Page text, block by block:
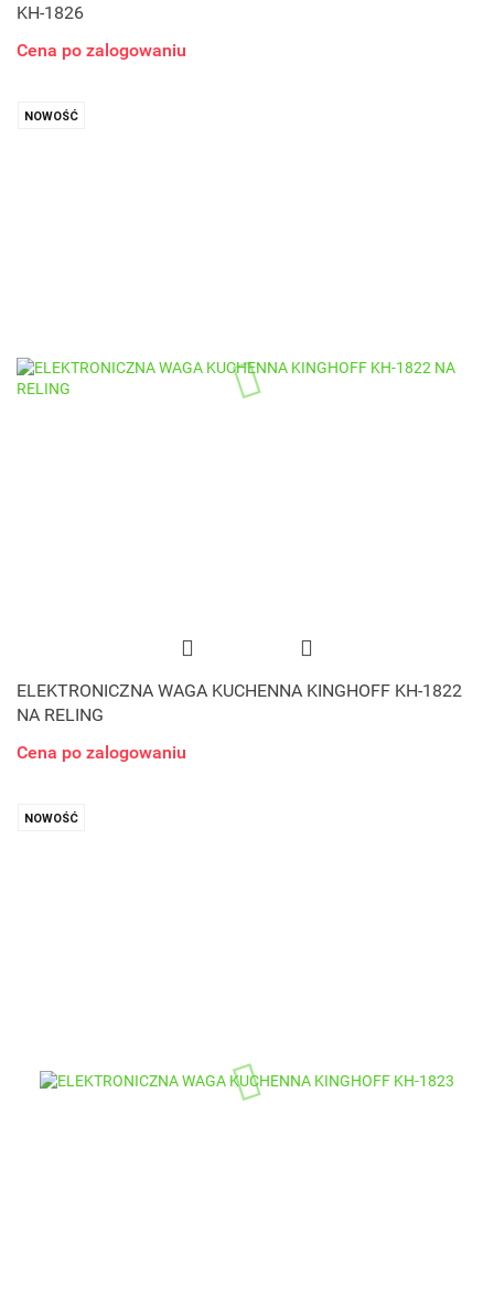
KH-1826
Cena po zalogowaniu
NOWOŚĆ
ELEKTRONICZNA WAGA KUCHENNA KINGHOFF KH-1822
NA RELING
Cena po zalogowaniu
NOWOŚĆ